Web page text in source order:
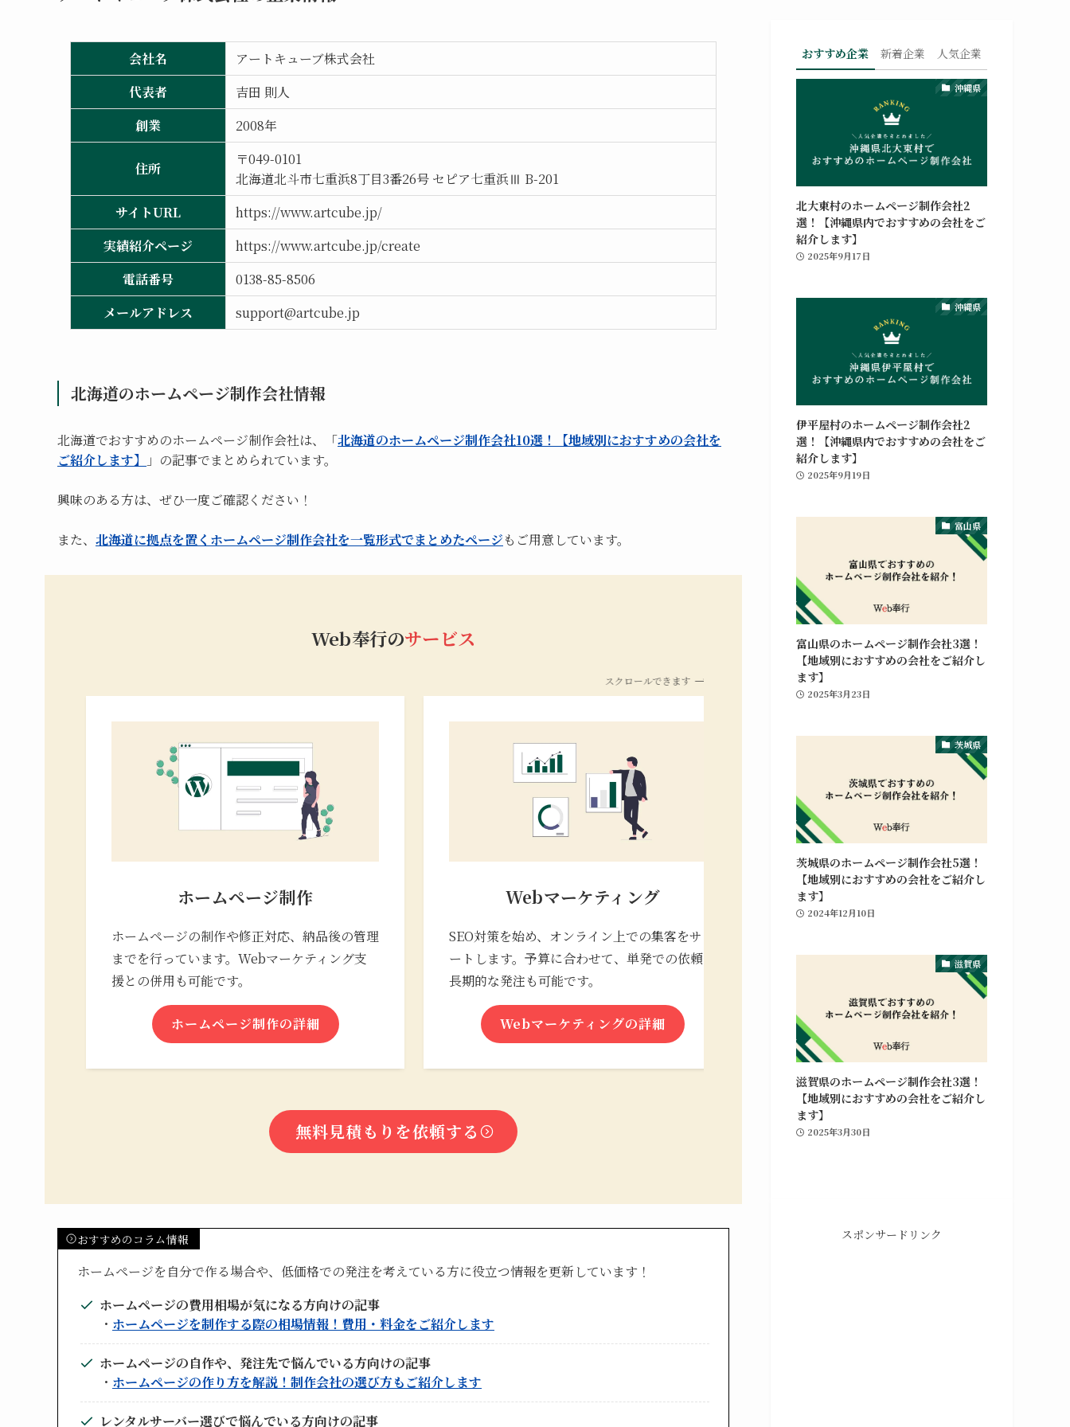
会社名
アートキューブ株式会社
代表者
吉田 則人
創業
2008年
住所
〒049-0101
北海道北斗市七重浜8丁目3番26号 セピア七重浜Ⅲ B-201
サイトURL
https://www.artcube.jp/
実績紹介ページ
https://www.artcube.jp/create
電話番号
0138-85-8506
メールアドレス
support@artcube.jp
北海道のホームページ制作会社情報
北海道でおすすめのホームページ制作会社は、「北海道のホームページ制作会社10選！【地域別におすすめの会社を
ご紹介します】
」の記事でまとめられています。
興味のある方は、ぜひ一度ご確認ください！
また、 北海道に拠点を置くホームページ制作会社を一覧形式でまとめたページもご用意しています。
Web奉行のサービス
スクロールできます
ホームページ制作
ホームページの制作や修正対応、納品後の管理
までを行っています。Webマーケティング支
援との併用も可能です。
ホームページ制作の詳細
Webマーケティング
SEO対策を始め、オンライン上での集客をサポ
ートします。予算に合わせて、単発での依頼や
長期的な発注も可能です。
Webマーケティングの詳細
までを行っています。Webマーケティング支
グラフィックデザインの詳細
無料見積もりを依頼する
おすすめのコラム情報
ホームページを自分で作る場合や、低価格での発注を考えている方に役立つ情報を更新しています！
ホームページの費用相場が気になる方向けの記事
・ ホームページを制作する際の相場情報！費用・料金をご紹介します
ホームページの自作や、発注先で悩んでいる方向けの記事
・ ホームページの作り方を解説！制作会社の選び方もご紹介します
レンタルサーバー選びで悩んでいる方向けの記事
おすすめ企業 新着企業 人気企業
沖縄県
北大東村のホームページ制作会社2
選！【沖縄県内でおすすめの会社をご
紹介します】
2025年9月17日
沖縄県
伊平屋村のホームページ制作会社2
選！【沖縄県内でおすすめの会社をご
紹介します】
2025年9月19日
富山県
富山県のホームページ制作会社3選！
【地域別におすすめの会社をご紹介し
ます】
2025年3月23日
茨城県
茨城県のホームページ制作会社5選！
【地域別におすすめの会社をご紹介し
ます】
2024年12月10日
滋賀県
滋賀県のホームページ制作会社3選！
【地域別におすすめの会社をご紹介し
ます】
2025年3月30日
スポンサードリンク